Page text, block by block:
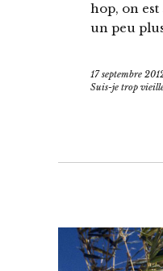
hop, on
un peu
17 septembre
Suis-je trop